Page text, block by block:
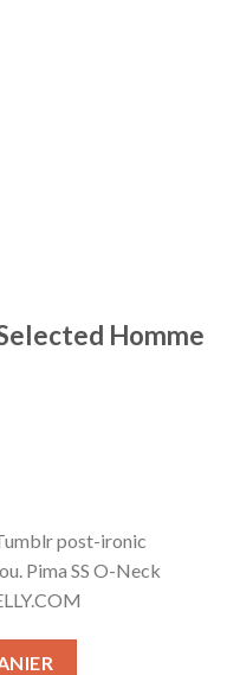
Homme
post-ironic
Pima SS O-Neck